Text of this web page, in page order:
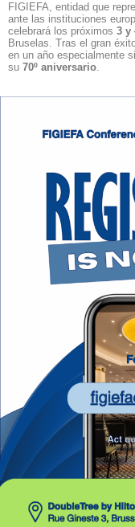
FIGIEFA , entidad que
ante las instituciones
celebrará los próximos 3 y
Bruselas. Tras el gran
en un año especialmente
su 70º aniversario